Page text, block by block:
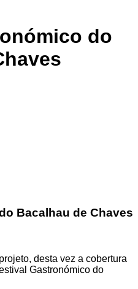
do
Bacalhau de Chaves
desta vez a cobertura
Gastronómico do